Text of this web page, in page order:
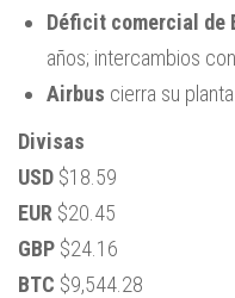
Déficit comercial de
años; intercambios con
Airbus cierra su
Divisas
USD $18.59
EUR $20.45
GBP $24.16
BTC $9,544.28